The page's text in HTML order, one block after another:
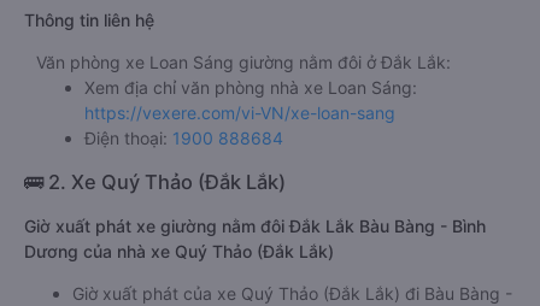
Thông tin liên hệ
Văn phòng xe Loan Sáng giường nằm đôi ở Đắk Lắk:
Xem địa chỉ văn phòng nhà xe Loan Sáng:
https://vexere.com/vi-VN/xe-loan-sang
Điện thoại: 1900 888684
🚌 2. Xe Quý Thảo (Đắk Lắk)
Giờ xuất phát xe giường nằm đôi Đắk Lắk Bàu Bàng - Bình
Dương của nhà xe Quý Thảo (Đắk Lắk)
Giờ xuất phát của xe Quý Thảo (Đắk Lắk) đi Bàu Bàng -